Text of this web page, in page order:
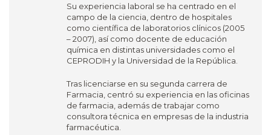
Su experiencia laboral se ha centrado en el
campo de la ciencia, dentro de hospitales
como científica de laboratorios clínicos (2005
– 2007), así como docente de educación
química en distintas universidades como el
CEPRODIH y la Universidad de la República.
Tras licenciarse en su segunda carrera de
Farmacia, centró su experiencia en las oficinas
de farmacia, además de trabajar como
consultora técnica en empresas de la industria
farmacéutica.